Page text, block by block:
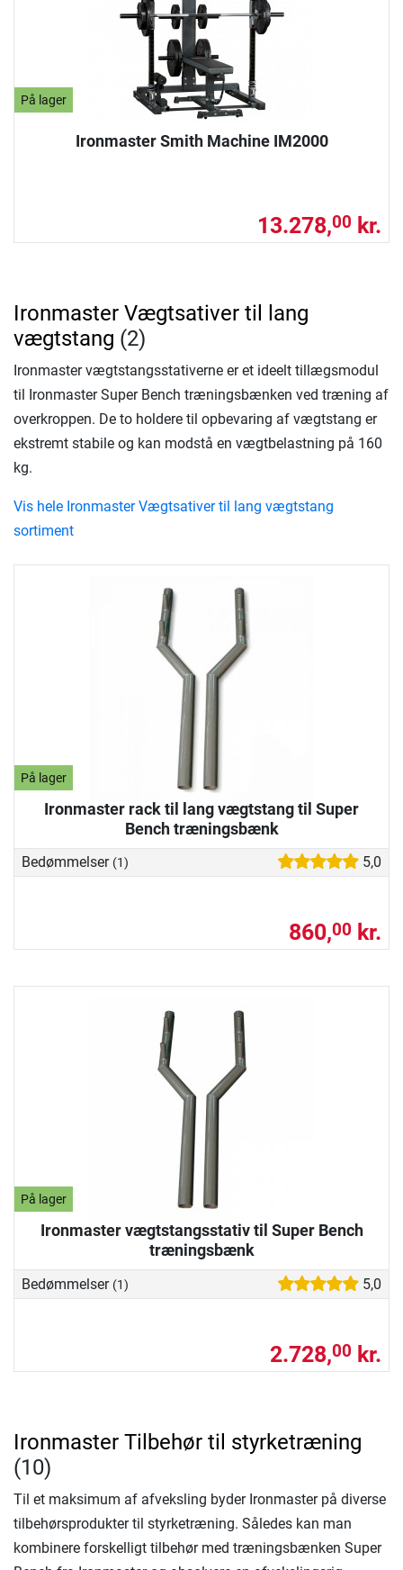
På lager
Ironmaster Smith Machine IM2000
13.278,00 kr.
På lager
Ironmaster rack til lang vægtstang til Super
Bench træningsbænk
Bedømmelser (1) 5,0
860,00 kr.
På lager
Ironmaster vægtstangsstativ til Super Bench
træningsbænk
Bedømmelser (1) 5,0
2.728,00 kr.
Ironmaster Vægtsativer til lang
vægtstang (2)
Ironmaster vægtstangsstativerne er et ideelt tillægsmodul
til Ironmaster Super Bench træningsbænken ved træning af
overkroppen. De to holdere til opbevaring af vægtstang er
ekstremt stabile og kan modstå en vægtbelastning på 160
kg.
Vis hele Ironmaster Vægtsativer til lang vægtstang
sortiment
Ironmaster Tilbehør til styrketræning
(10)
Til et maksimum af afveksling byder Ironmaster på diverse
tilbehørsprodukter til styrketræning. Således kan man
kombinere forskelligt tilbehør med træningsbænken Super